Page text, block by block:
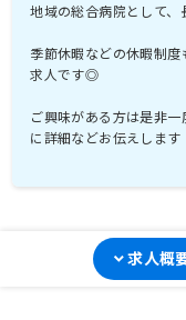
地域の総合病院として、
季節休暇などの休暇制
求人です◎
ご興味がある方は是非
に詳細などお伝えします
求人概